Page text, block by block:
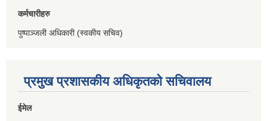
कर्मचारीहरु
पुष्पाञ्जली अधिकारी (स्वकीय सचिव)
प्रमुख प्रशासकीय अधिकृतको सचिवालय
ईमेल